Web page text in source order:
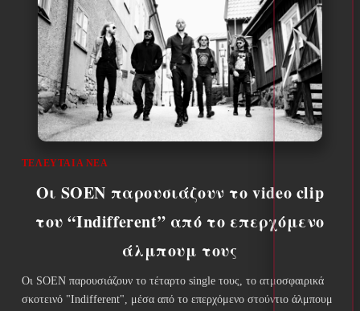
ΤΕΛΕΥΤΑΊΑ ΝΈΑ
Οι SOEN παρουσιάζουν το video clip
του “Indifferent” από το επερχόμενο
άλμπουμ τους
Οι SOEN παρουσιάζουν το τέταρτο single τους, το ατμοσφαιρικά
σκοτεινό "Indifferent", μέσα από το επερχόμενο στούντιο άλμπουμ